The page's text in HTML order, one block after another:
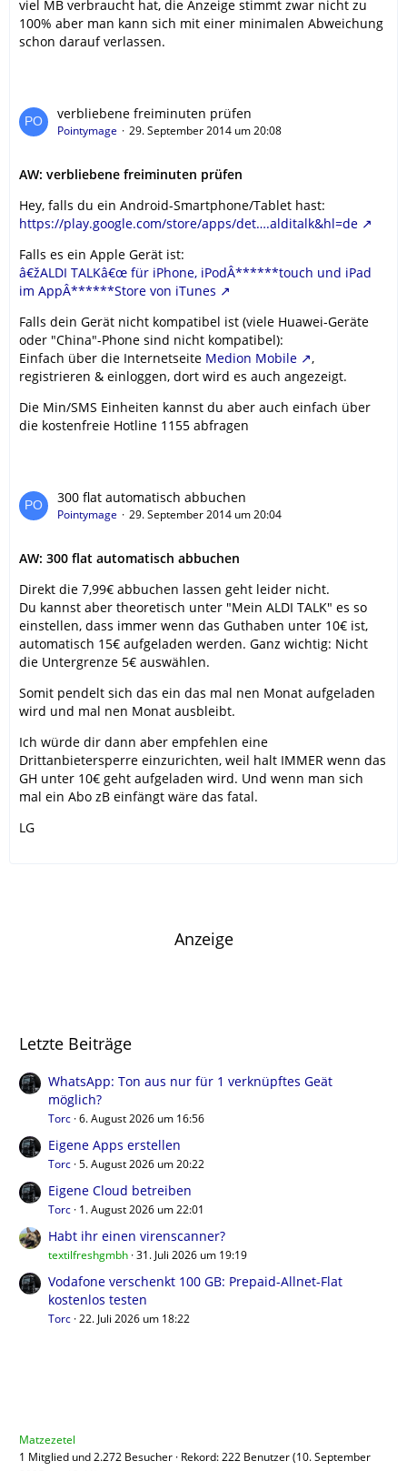
viel MB verbraucht hat, die Anzeige stimmt zwar nicht zu
100% aber man kann sich mit einer minimalen Abweichung
schon darauf verlassen.
verbliebene freiminuten prüfen
Pointymage 29. September 2014 um 20:08
AW: verbliebene freiminuten prüfen
Hey, falls du ein Android-Smartphone/Tablet hast:
https://play.google.com/store/apps/det….alditalk&hl=de
Falls es ein Apple Gerät ist:
â€žALDI TALKâ€œ für iPhone, iPodÂ******touch und iPad
im AppÂ******Store von iTunes
Falls dein Gerät nicht kompatibel ist (viele Huawei-Geräte
oder "China"-Phone sind nicht kompatibel):
Einfach über die Internetseite Medion Mobile
,
registrieren & einloggen, dort wird es auch angezeigt.
Die Min/SMS Einheiten kannst du aber auch einfach über
die kostenfreie Hotline 1155 abfragen
300 flat automatisch abbuchen
Pointymage 29. September 2014 um 20:04
AW: 300 flat automatisch abbuchen
Direkt die 7,99€ abbuchen lassen geht leider nicht.
Du kannst aber theoretisch unter "Mein ALDI TALK" es so
einstellen, dass immer wenn das Guthaben unter 10€ ist,
automatisch 15€ aufgeladen werden. Ganz wichtig: Nicht
die Untergrenze 5€ auswählen.
Somit pendelt sich das ein das mal nen Monat aufgeladen
wird und mal nen Monat ausbleibt.
Ich würde dir dann aber empfehlen eine
Drittanbietersperre einzurichten, weil halt IMMER wenn das
GH unter 10€ geht aufgeladen wird. Und wenn man sich
mal ein Abo zB einfängt wäre das fatal.
LG
Anzeige
Letzte Beiträge
WhatsApp: Ton aus nur für 1 verknüpftes Geät
möglich?
Torc 6. August 2026 um 16:56
Eigene Apps erstellen
Torc 5. August 2026 um 20:22
Eigene Cloud betreiben
Torc 1. August 2026 um 22:01
Habt ihr einen virenscanner?
textilfreshgmbh 31. Juli 2026 um 19:19
Vodafone verschenkt 100 GB: Prepaid-Allnet-Flat
kostenlos testen
Torc 22. Juli 2026 um 18:22
Matzezetel
1 Mitglied und 2.272 Besucher Rekord: 222 Benutzer (10. September